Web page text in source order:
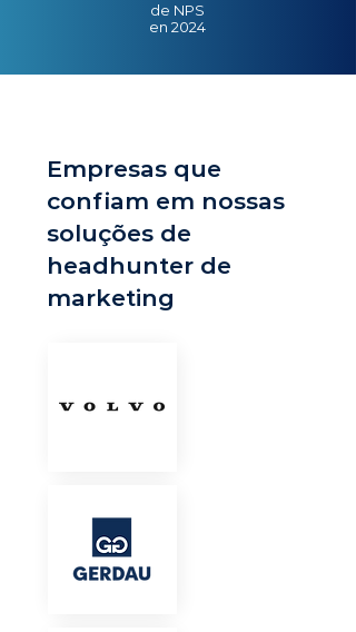
de NPS
en 2024
Empresas que
confiam em nossas
soluções de
headhunter de
marketing